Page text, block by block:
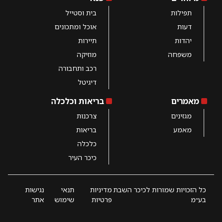
תפילות
דעות
יהדות
משפחה
בית וסטייל
אוכל ומתכונים
תיירות
מוזיקה
רכב ותחבורה
דיגיטל
מאמרים
מגזינים
מאמע
בריאות וכלכלה
צרכנות
בריאות
כלכלה
כיכר העיר
כל הזכויות שמורות לכיכר השבת
בע״מ
מדיניות
פרטיות
תנאי
שימוש
נגישות
אתר